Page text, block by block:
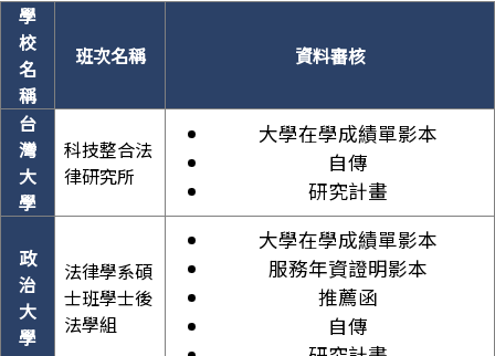
學
校
名
稱
班次名稱 資料審核
台
灣
大
學
科技整合法
律研究所
大學在學成績單影本
自傳
研究計畫
政
治
大
學
法律學系碩
士班學士後
法學組
大學在學成績單影本
服務年資證明影本
推薦函
自傳